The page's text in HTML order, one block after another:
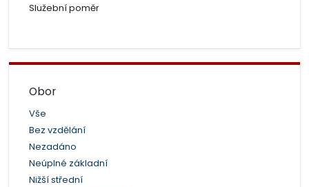
Služební poměr
Obor
Vše
Bez vzdělání
Nezadáno
Neúplné základní
Nižší střední